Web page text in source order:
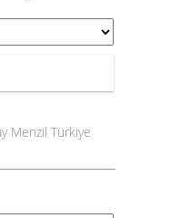
Menzil Türkiye